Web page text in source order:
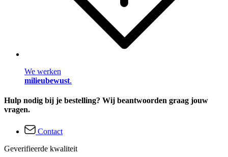
We werken
milieubewust.
Hulp nodig bij je bestelling? Wij beantwoorden graag jouw
vragen.
Contact
Geverifieerde kwaliteit